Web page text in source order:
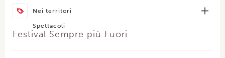
Nei territori
Spettacoli
Festival Sempre più Fuori